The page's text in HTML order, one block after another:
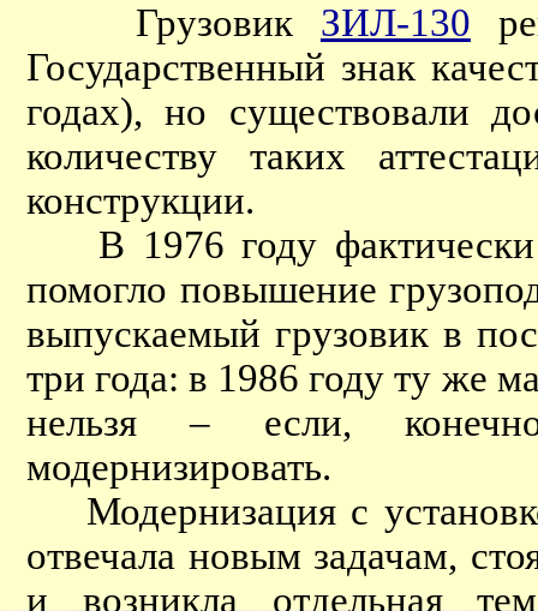
Грузовик ЗИЛ-130
Государственный знак
годах), но существовали
количеству таких
конструкции.
В 1976 году фактически
помогло повышение
выпускаемый грузовик в
три года: в 1986 году ту же
нельзя – если,
модернизировать.
Модернизация с
отвечала новым задачам,
и возникла отдельная